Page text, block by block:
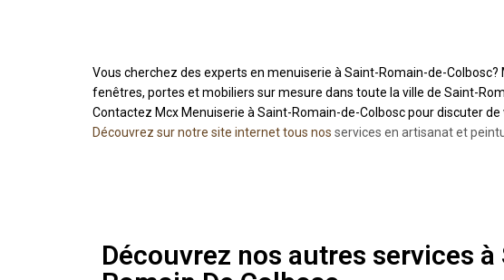
Vous cherchez des experts en menuiserie à Saint-Romain-de-
fenêtres, portes et mobiliers sur mesure dans toute la ville de Saint-
Contactez Mcx Menuiserie à Saint-Romain-de-Colbosc pour discuter
Découvrez sur notre site internet tous nos services en artisanat et
Découvrez nos autres services à